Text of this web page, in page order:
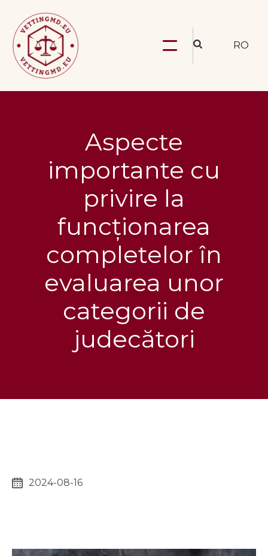
RO
Aspecte
importante cu
privire la
funcționarea
completelor în
evaluarea unor
categorii de
judecători
2024-08-16